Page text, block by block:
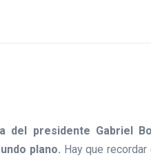
del presidente Gabriel
plano. Hay que